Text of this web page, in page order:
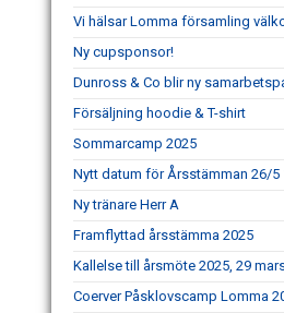
Vi hälsar Lomma församling
Ny cupsponsor!
Dunross & Co blir ny
Försäljning hoodie & T-shirt
Sommarcamp 2025
Nytt datum för Årsstämman 26/5
Ny tränare Herr A
Framflyttad årsstämma 2025
Kallelse till årsmöte 2025, 29
Coerver Påsklovscamp Lomma